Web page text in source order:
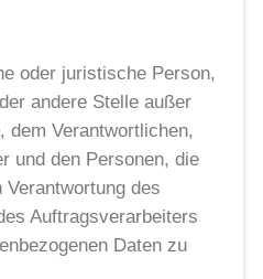
oder juristische Person,
andere Stelle außer
dem Verantwortlichen,
und den Personen, die
des
Auftragsverarbeiters
Daten zu